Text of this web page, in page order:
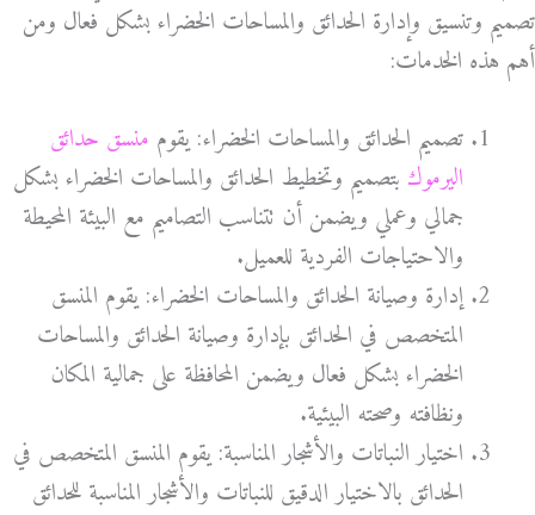
تصميم وتنسيق وإدارة الحدائق والمساحات الخضراء بشكل فعال ومن
أهم هذه الخدمات:
تصميم الحدائق والمساحات الخضراء: يقوم منسق حدائق
اليرموك بتصميم وتخطيط الحدائق والمساحات الخضراء بشكل
جمالي وعملي ويضمن أن تتناسب التصاميم مع البيئة المحيطة
والاحتياجات الفردية للعميل.
إدارة وصيانة الحدائق والمساحات الخضراء: يقوم المنسق
المتخصص في الحدائق بإدارة وصيانة الحدائق والمساحات
الخضراء بشكل فعال ويضمن المحافظة على جمالية المكان
ونظافته وصحته البيئية.
اختيار النباتات والأشجار المناسبة: يقوم المنسق المتخصص في
الحدائق بالاختيار الدقيق للنباتات والأشجار المناسبة للحدائق